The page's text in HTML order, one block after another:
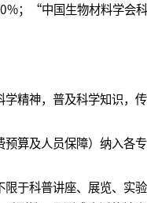
；“中国生物材料学会
精神，普及科学知识，
算及人员保障）纳入各
于科普讲座、展览、实